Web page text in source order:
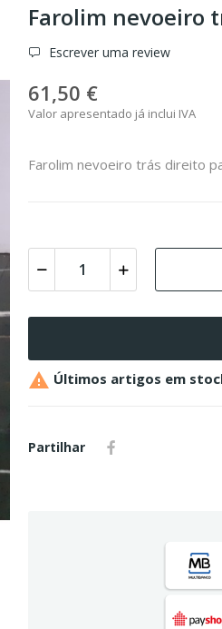
Farolim nevoeiro
Escrever uma review
61,50 €
Valor apresentado já inclui IVA
Farolim nevoeiro trás direito
 Últimos artigos em
Partilhar